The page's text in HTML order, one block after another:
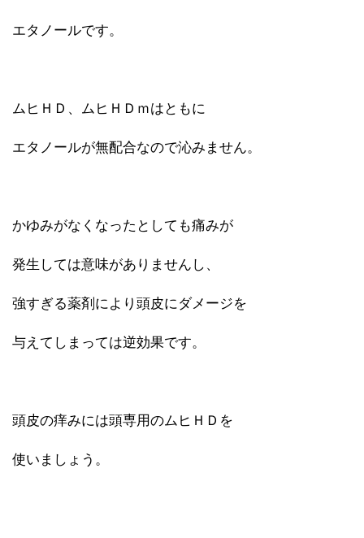
エタノールです。
ムヒＨＤ、ムヒＨＤｍはともに
エタノールが無配合なので沁みません。
かゆみがなくなったとしても痛みが
発生しては意味がありませんし、
強すぎる薬剤により頭皮にダメージを
与えてしまっては逆効果です。
頭皮の痒みには頭専用のムヒＨＤを
使いましょう。